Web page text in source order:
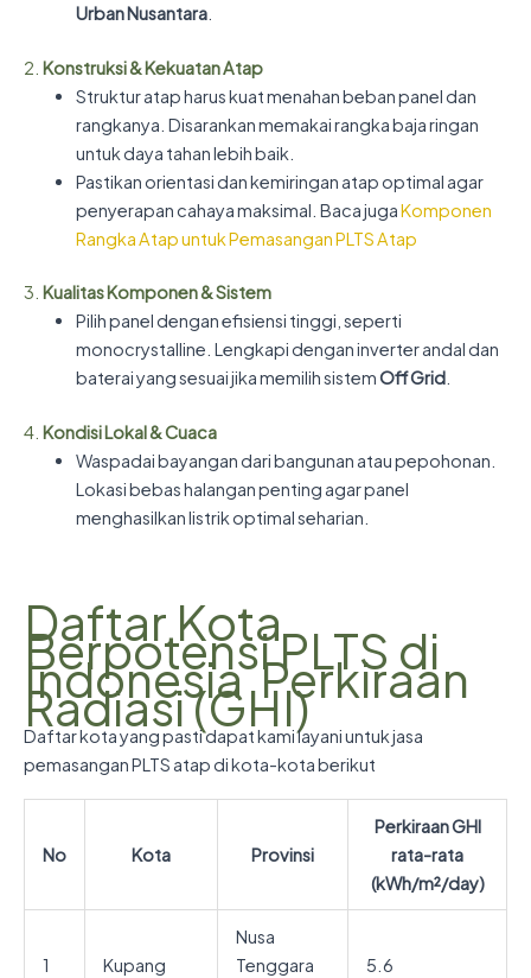
Urban Nusantara.
2. Konstruksi & Kekuatan Atap
Struktur atap harus kuat menahan beban panel dan
rangkanya. Disarankan memakai rangka baja ringan
untuk daya tahan lebih baik.
Pastikan orientasi dan kemiringan atap optimal agar
penyerapan cahaya maksimal. Baca jugaKomponen
Rangka Atap untuk Pemasangan PLTS Atap
3. Kualitas Komponen & Sistem
Pilih panel dengan efisiensi tinggi, seperti
monocrystalline. Lengkapi dengan inverter andal dan
baterai yang sesuai jika memilih sistemOff Grid.
4. Kondisi Lokal & Cuaca
Waspadai bayangan dari bangunan atau pepohonan.
Lokasi bebas halangan penting agar panel
menghasilkan listrik optimal seharian.
Daftar Kota
Berpotensi PLTS di
Indonesia Perkiraan
Radiasi (GHI)
Daftar kota yang pasti dapat kami layani untuk jasa
pemasangan PLTS atap di kota-kota berikut
No Kota Provinsi
Perkiraan GHI
rata-rata
(kWh/m²/day)
1 Kupang
Nusa
Tenggara
5.6